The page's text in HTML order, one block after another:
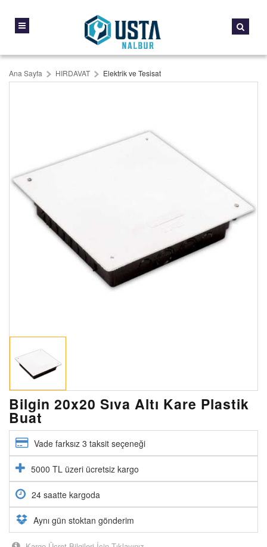
Ana Sayfa HIRDAVAT Elektrik ve Tesisat
Bilgin 20x20 Sıva Altı Kare Plastik
Buat
Vade farksız 3 taksit seçeneği
5000 TL üzeri ücretsiz kargo
24 saatte kargoda
Aynı gün stoktan gönderim